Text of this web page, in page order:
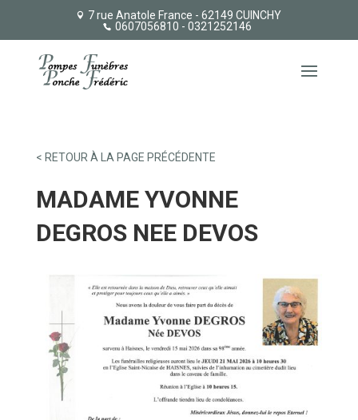
7 rue Anatole France - 62149 CUINCHY
0607056810 - 0321252146
< RETOUR À LA PAGE PRÉCÉDENTE
MADAME YVONNE
DEGROS NEE DEVOS